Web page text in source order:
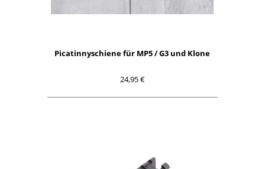
Picatinnyschiene für MP5 / G3 und Klone
24,95 €